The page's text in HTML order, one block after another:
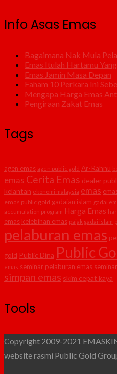
Info Asas Emas
Bagaimana Nak Mula
Emas Itulah Hartamu
Emas Jamin Masa Depan
Faham 10 Perkara Ini
Mengapa Harga Emas
Pengiraan Zakat Emas
Tags
agen emas agen public gold Ar-Rahnu
emas Cerita Emas dealer
kelantan ekonomi malaysia emas
emas public gold gadaian islam gadai
accumulation program Harga Emas
emas kelebihan emas pajak gadai islam
pelaburan emas
gold Public Dina Public
emas seminar pelaburan emas
simpan emas skim cepat kaya
Tools
Copyright 2009-2021
website rasmi Public Gold